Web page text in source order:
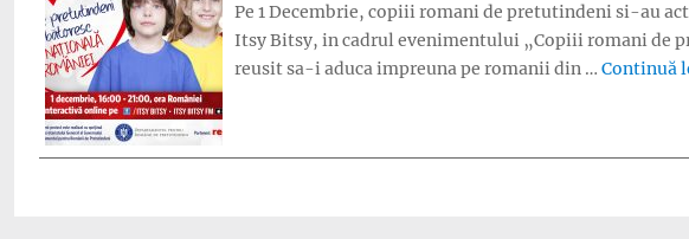
Pe 1 Decembrie, copiii romani de pretutindeni si-au
Itsy Bitsy, in cadrul evenimentului „Copiii romani de
reusit sa-i aduca impreuna pe romanii din … Continuă